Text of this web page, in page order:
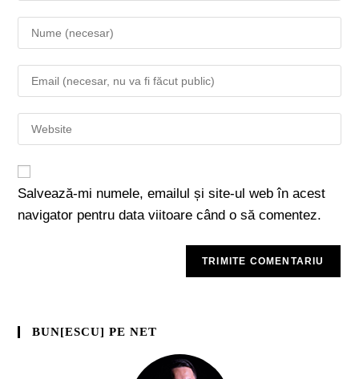
Salvează-mi numele, emailul și site-ul web în acest
navigator pentru data viitoare când o să comentez.
BUN[ESCU] PE NET